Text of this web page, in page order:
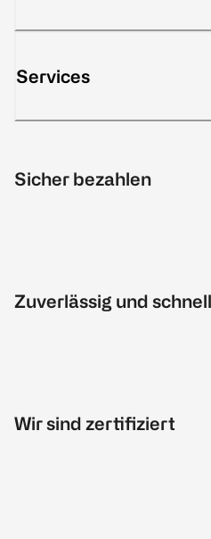
Services
Sicher bezahlen
Zuverlässig und
Wir sind zertifiziert